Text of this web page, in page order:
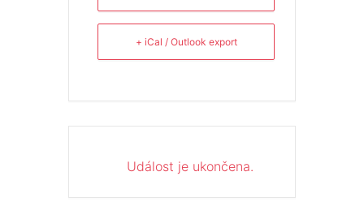
+ iCal / Outlook export
Událost je ukončena.